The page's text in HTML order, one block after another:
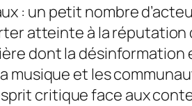
: un petit nombre
atteinte à la réputation
dont la désinformation
musique et les
critique face aux